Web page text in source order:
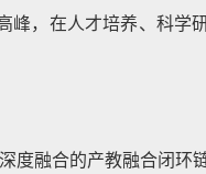
峰，在人才培养、科学
度融合的产教融合闭环